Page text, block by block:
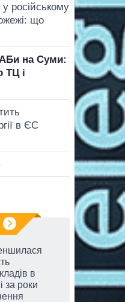
у російському
що
на Суми:
ТЦ і
в ЄС
в
за роки